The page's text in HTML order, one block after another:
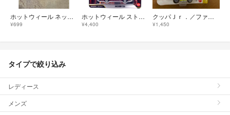
ホットウィール ネックストラップ 2本セット（別デザイン）限定 Hot Whee
¥699
ホットウィール ストレンジャー・シングス 1983 BMW 733i
¥4,400
クッパＪｒ．／ファイアホットロッド
¥1,450
タイプで絞り込み
レディース
メンズ